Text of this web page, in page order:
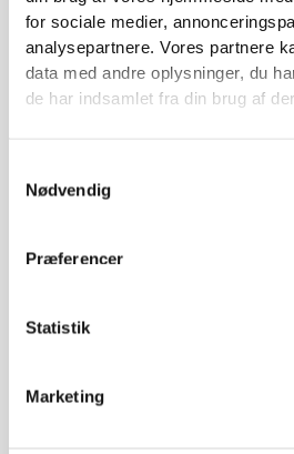
for sociale medier,
analysepartnere. Vores partnere
data med andre oplysninger, du
de har indsamlet fra din brug af
Nødvendig
Præferencer
Statistik
Marketing
NC dronningesystem, bur
4,00kr.–265,00 kr.